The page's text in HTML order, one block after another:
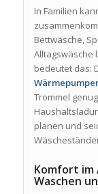
In Familien
Bettwäsche,
Alltagswäsche
bedeutet das:
Trommel
planen und
Komfort im
Waschen